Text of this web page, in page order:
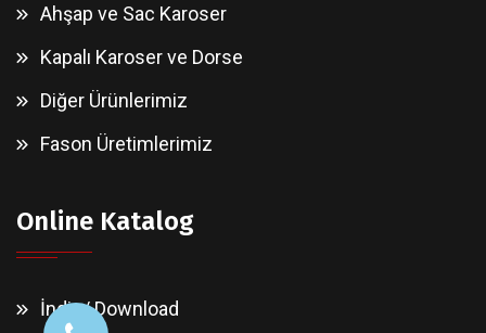
Ahşap ve Sac Karoser
Kapalı Karoser ve Dorse
Diğer Ürünlerimiz
Fason Üretimlerimiz
Online Katalog
İndir / Download